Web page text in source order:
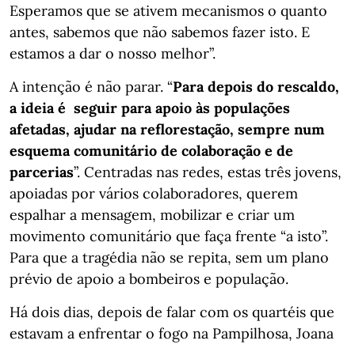
Esperamos que se ativem mecanismos o quanto
antes, sabemos que não sabemos fazer isto. E
estamos a dar o nosso melhor”.
A intenção é não parar. “Para depois do rescaldo,
a ideia é seguir para apoio às populações
afetadas, ajudar na reflorestação, sempre num
esquema comunitário de colaboração e de
parcerias”. Centradas nas redes, estas três jovens,
apoiadas por vários colaboradores, querem
espalhar a mensagem, mobilizar e criar um
movimento comunitário que faça frente “a isto”.
Para que a tragédia não se repita, sem um plano
prévio de apoio a bombeiros e população.
Há dois dias, depois de falar com os quartéis que
estavam a enfrentar o fogo na Pampilhosa, Joana